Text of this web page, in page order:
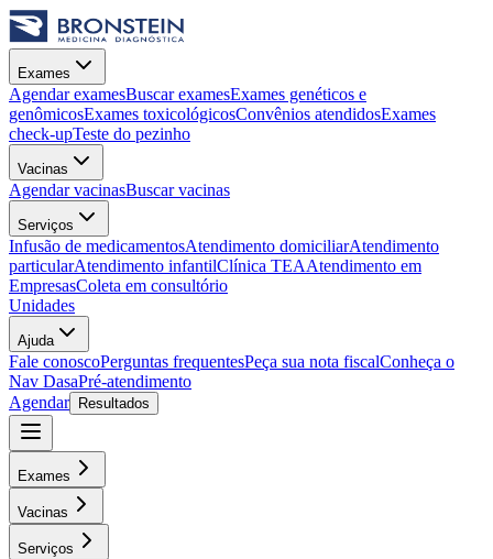
Exames
Agendar examesBuscar examesExames genéticos e
genômicosExames toxicológicosConvênios atendidosExames
check-upTeste do pezinho
Vacinas
Agendar vacinasBuscar vacinas
Serviços
Infusão de medicamentosAtendimento domiciliarAtendimento
particularAtendimento infantilClínica TEAAtendimento em
EmpresasColeta em consultório
Unidades
Ajuda
Fale conoscoPerguntas frequentesPeça sua nota fiscalConheça o
Nav DasaPré-atendimento
Agendar
Resultados
Exames
Vacinas
Serviços